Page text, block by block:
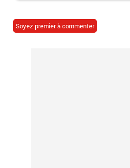
Soyez premier à commenter